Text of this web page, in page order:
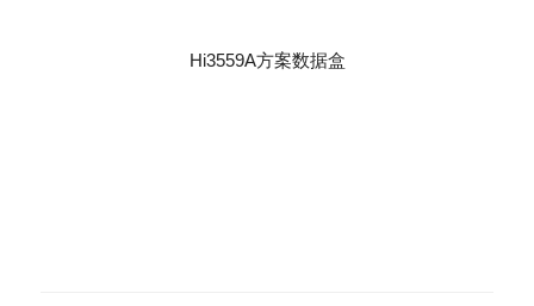
Hi3559A方案数据盒